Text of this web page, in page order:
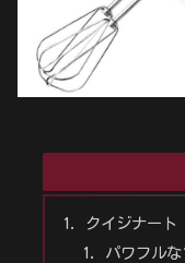
クイジナート
パワフルな